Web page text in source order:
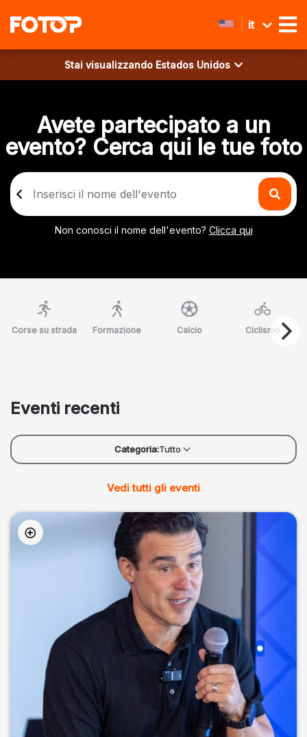
it
Stai visualizzando Estados Unidos
Avete partecipato a un
evento? Cerca qui le tue foto
Non conosci il nome dell'evento? Clicca qui
Corse su strada Formazione Calcio Ciclismo
Eventi recenti
Categoria:Tutto
Vedi tutti gli eventi